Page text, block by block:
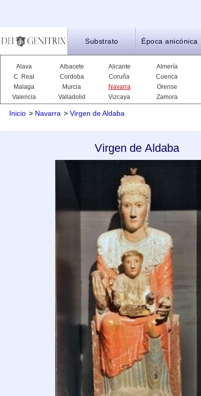
Substrato Época anicónica
Alava Albacete Alicante Almería
C. Real
Cordoba Coruña Cuenca
Malaga
Murcia Navarra Orense
Valencia
Valladolid Vizcaya Zamora
Inicio > Navarra > Virgen de Aldaba
Virgen de Aldaba